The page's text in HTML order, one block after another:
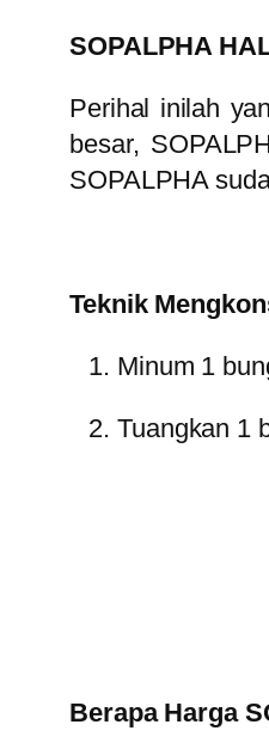
SOPALPHA
Perihal inilah
besar,
SOPALPHA
Teknik
Minum 1
Tuangkan 1
Berapa Harga